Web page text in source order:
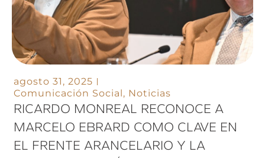
agosto 31, 2025
Comunicación Social, Noticias
RICARDO MONREAL RECONOCE A
MARCELO EBRARD COMO CLAVE EN
EL FRENTE ARANCELARIO Y LA